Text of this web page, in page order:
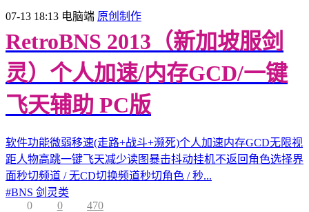
07-13 18:13 电脑端 原创制作
RetroBNS 2013（新加坡服剑
灵）个人加速/内存GCD/一键
飞天辅助 PC版
软件功能微弱移速(走路+战斗+濒死)个人加速内存GCD无限视
距人物高跳一键飞天减少读图暴击抖动挂机不返回角色选择界
面秒切频道 / 无CD切换频道秒切角色 / 秒...
#BNS 剑灵类
0
0 470